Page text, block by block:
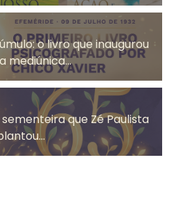
Artesanato
Solidário
Auta de Souza
o livro que inaugurou
mediúnica...
que Zé Paulista